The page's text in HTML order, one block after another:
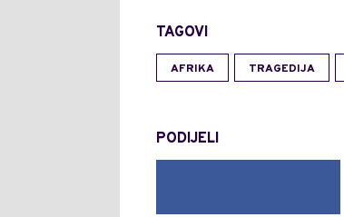
TAGOVI
AFRIKA TRAGEDIJA
PODIJELI